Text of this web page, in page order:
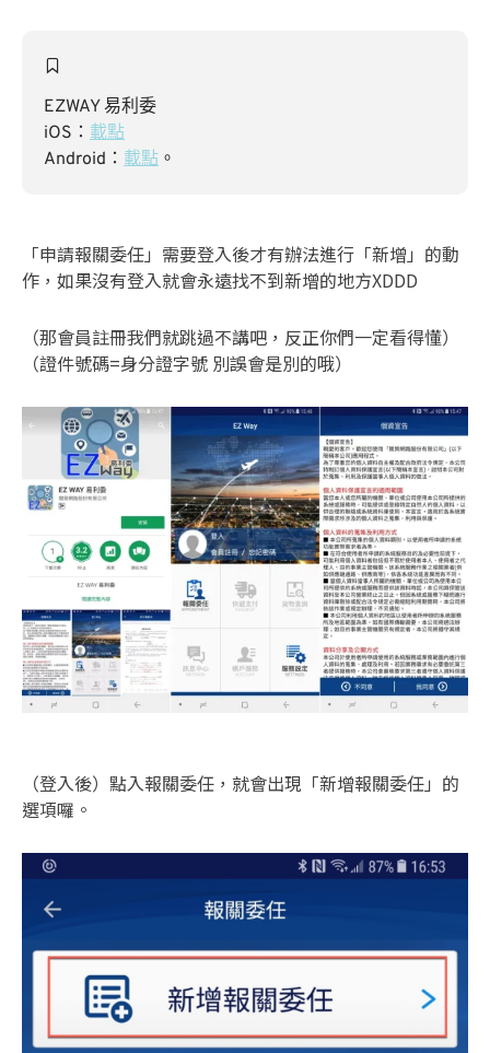
EZWAY 易利委
iOS： 載點
Android： 載點 。
「申請報關委任」需要登入後才有辦法進行「新增」的動
作，如果沒有登入就會永遠找不到新增的地方XDDD
（那會員註冊我們就跳過不講吧，反正你們一定看得懂）
（證件號碼=身分證字號 別誤會是別的哦）
（登入後）點入報關委任，就會出現「新增報關委任」的
選項囉。